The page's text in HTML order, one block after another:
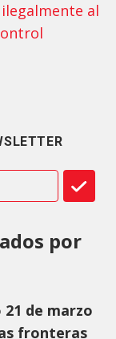
al
por
21 de marzo
fronteras